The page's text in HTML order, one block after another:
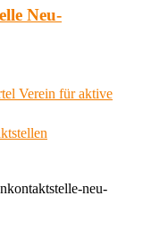
Neu-
Verein für aktive
neu-